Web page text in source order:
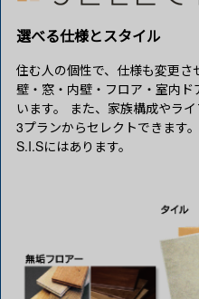
選べる仕様とスタイル
住む人の個性で、仕様も変更
壁・窓・内壁・フロア・室内
います。 また、家族構成やラ
3プランからセレクトできます
S.I.Sにはあります。